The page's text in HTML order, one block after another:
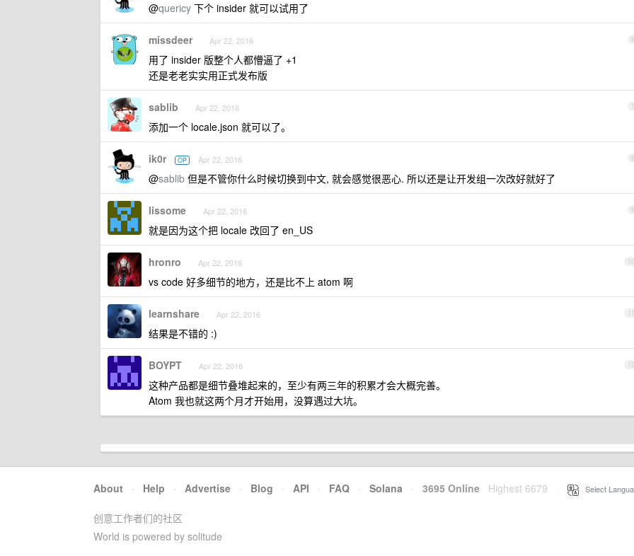
@quericy 下个 insider 就可以试用了
6
missdeer Apr 22, 2016
用了 insider 版整个人都懵逼了 +1
还是老老实实用正式发布版
7
sablib Apr 22, 2016
添加一个 locale.json 就可以了。
8
ik0r OP Apr 22, 2016
@sablib 但是不管你什么时候切换到中文, 就会感觉很恶心. 所以还是让开发组一次改好就好了
9
lissome Apr 22, 2016
就是因为这个把 locale 改回了 en_US
10
hronro Apr 22, 2016
vs code 好多细节的地方，还是比不上 atom 啊
11
learnshare Apr 22, 2016
结果是不错的 :)
12
BOYPT Apr 22, 2016
这种产品都是细节叠堆起来的，至少有两三年的积累才会大概完善。
Atom 我也就这两个月才开始用，没算遇过大坑。
About · Help · Advertise · Blog · API · FAQ · Solana · 3695 Online Highest 6679 Select
创意工作者们的社区
World is powered by solitude